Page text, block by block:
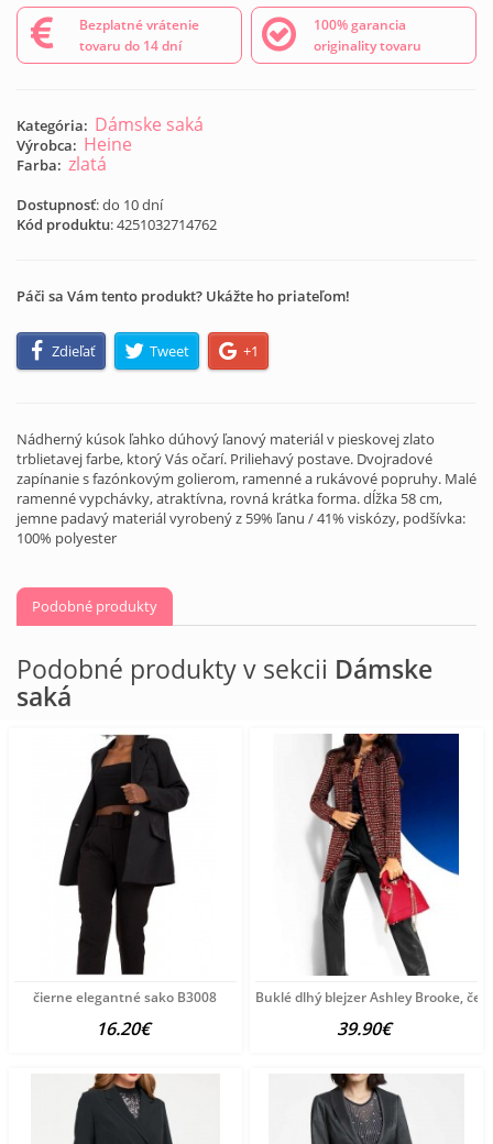
Bezplatné vrátenie
tovaru do 14 dní
100% garancia
originality tovaru
Kategória: Dámske saká
Výrobca: Heine
Farba: zlatá
Dostupnosť: do 10 dní
Kód produktu:4251032714762
Páči sa Vám tento produkt? Ukážte ho priateľom!
Zdieľať Tweet +1
Nádherný kúsok ľahko dúhový ľanový materiál v pieskovej zlato
trblietavej farbe, ktorý Vás očarí. Priliehavý postave. Dvojradové
zapínanie s fazónkovým golierom, ramenné a rukávové popruhy. Malé
ramenné vypchávky, atraktívna, rovná krátka forma. dĺžka 58 cm,
jemne padavý materiál vyrobený z 59% ľanu / 41% viskózy, podšívka:
100% polyester
Podobné produkty
Podobné produkty v sekcii Dámske
saká
čierne elegantné sako B3008
16.20€
Buklé dlhý blejzer Ashley Brooke,
39.90€